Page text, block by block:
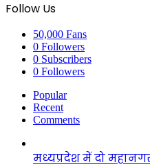
Follow Us
50,000 Fans
0 Followers
0 Subscribers
0 Followers
Popular
Recent
Comments
मध्यप्रदेश में दो